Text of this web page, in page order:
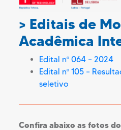
> Editais de
Acadêmica
Edital nº 064 – 2024
Edital nº 105 –
seletivo
Confira abaixo as fotos